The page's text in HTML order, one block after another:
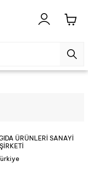
ÜRÜNLERİ SANAYİ